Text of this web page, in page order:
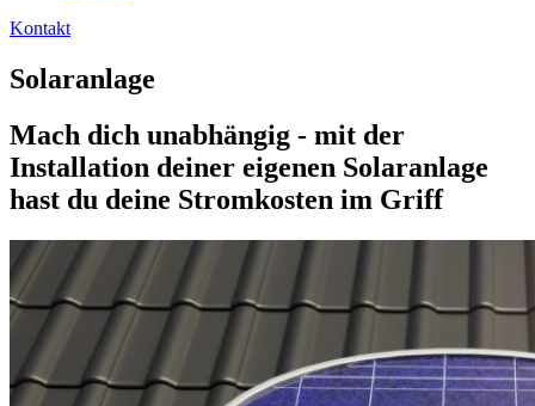
Kontakt
Solaranlage
Mach dich unabhängig - mit der
Installation deiner eigenen Solaranlage
hast du deine Stromkosten im Griff